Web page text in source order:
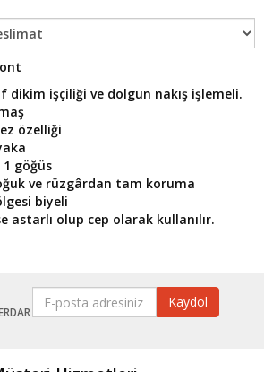
dikim işçiliği ve dolgun nakış işlemeli.
özelliği
1 göğüs
ve rüzgârdan tam koruma
biyeli
astarlı olup cep olarak kullanılır.